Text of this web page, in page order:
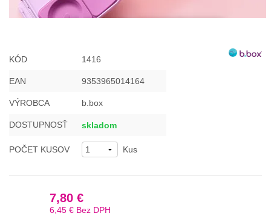
KÓD 1416
EAN 9353965014164
VÝROBCA b.box
DOSTUPNOSŤ skladom
POČET KUSOV Kus
7,80 €
6,45 € Bez DPH